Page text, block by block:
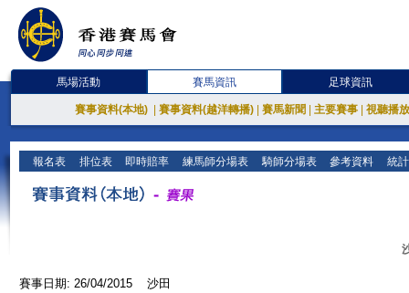
馬場活動 賽馬資訊 足球資訊
賽事資料(本地) 賽事資料(越洋轉播) 賽馬新聞 主要賽事 視聽播
報名表 排位表 即時賠率 練馬師分場表 騎師分場表 參考資料 統
賽事日期: 26/04/2015 沙田